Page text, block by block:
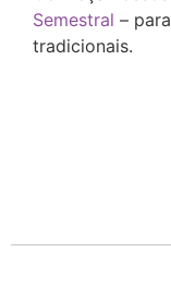
Semestral –
tradicionais.